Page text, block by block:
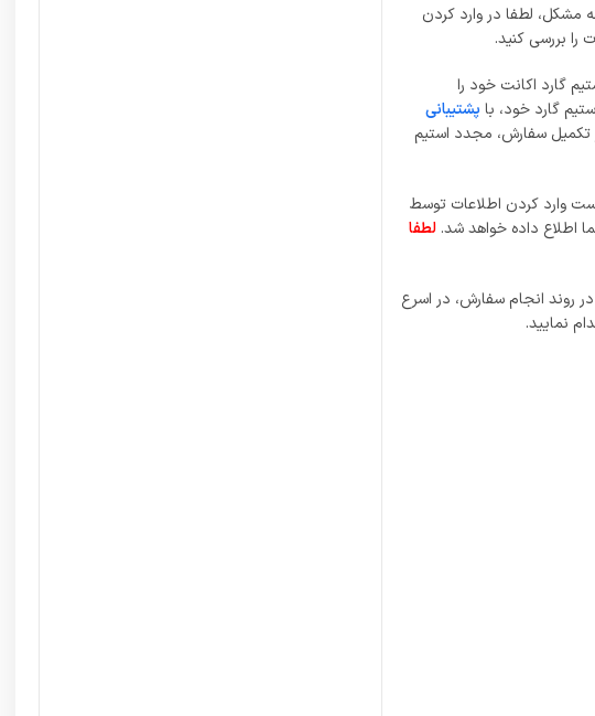
لطفا در وارد کردن
را بررسی کنید.
گارد اکانت خود را
گارد خود، با پشتیبانی
تکمیل سفارش، مجدد استیم
وارد کردن اطلاعات توسط
اطلاع داده خواهد شد. لطفا
روند انجام سفارش، در اسرع
نمایید.